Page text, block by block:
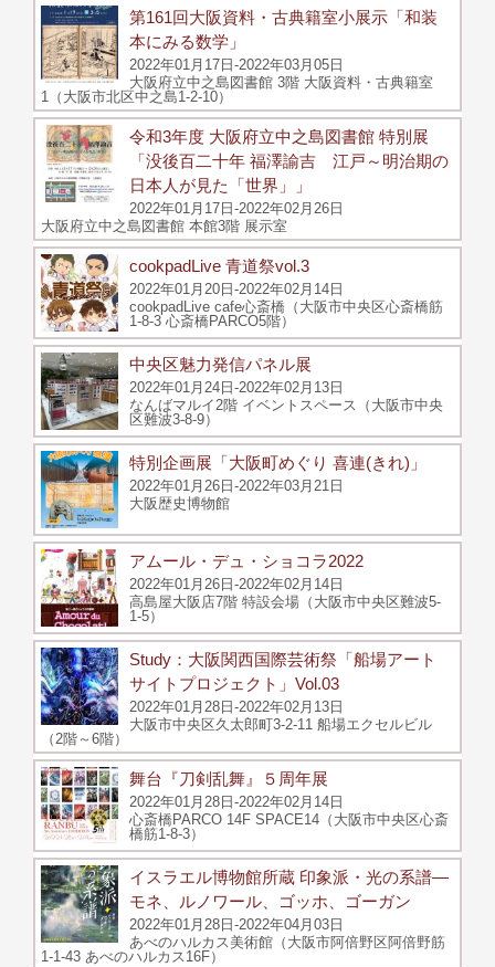
第161回大阪資料・古典籍室小展示「和装
本にみる数学」
2022年01月17日-2022年03月05日
大阪府立中之島図書館 3階 大阪資料・古典籍室
1（大阪市北区中之島1-2-10）
令和3年度 大阪府立中之島図書館 特別展
「没後百二十年 福澤諭吉 江戸～明治期の
日本人が見た「世界」」
2022年01月17日-2022年02月26日
大阪府立中之島図書館 本館3階 展示室
cookpadLive 青道祭vol.3
2022年01月20日-2022年02月14日
cookpadLive cafe心斎橋（大阪市中央区心斎橋筋
1-8-3 心斎橋PARCO5階）
中央区魅力発信パネル展
2022年01月24日-2022年02月13日
なんばマルイ2階 イベントスペース（大阪市中央
区難波3-8-9）
特別企画展「大阪町めぐり 喜連(きれ)」
2022年01月26日-2022年03月21日
大阪歴史博物館
アムール・デュ・ショコラ2022
2022年01月26日-2022年02月14日
高島屋大阪店7階 特設会場（大阪市中央区難波5-
1-5）
Study：大阪関西国際芸術祭「船場アート
サイトプロジェクト」Vol.03
2022年01月28日-2022年02月13日
大阪市中央区久太郎町3-2-11 船場エクセルビル
（2階～6階）
舞台『刀剣乱舞』５周年展
2022年01月28日-2022年02月14日
心斎橋PARCO 14F SPACE14（大阪市中央区心斎
橋筋1-8-3）
イスラエル博物館所蔵 印象派・光の系譜—
モネ、ルノワール、ゴッホ、ゴーガン
2022年01月28日-2022年04月03日
あべのハルカス美術館（大阪市阿倍野区阿倍野筋
1-1-43 あべのハルカス16F）